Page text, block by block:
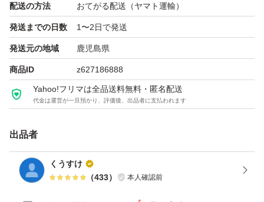
配送の方法 おてがる配送（ヤマト運輸）
発送までの日数 1〜2日で発送
発送元の地域 鹿児島県
商品ID z627186888
Yahoo!フリマは全品送料無料・匿名配送
代金は運営が一旦預かり、評価後、出品者に支払われます
出品者
くうすけ
（433） 本人確認前